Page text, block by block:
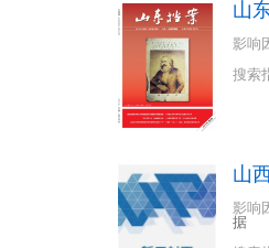
山
影响
搜索
山
影响
据